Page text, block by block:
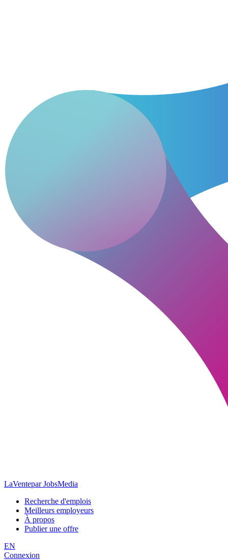
LaVentepar JobsMedia
Recherche d'emplois
Meilleurs employeurs
À propos
Publier une offre
EN
Connexion